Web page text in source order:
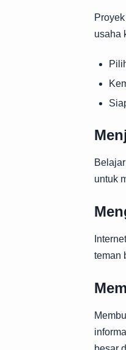
usaha
untuk
teman